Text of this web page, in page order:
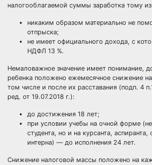
налогооблагаемой суммы заработка тому
никаким образом материально не
отпрыска;
не имеет официального дохода, с
НДФЛ 13 %.
Немаловажное значение имеет понимание,
ребенка положено ежемесячное снижение
том числе и после их расставания (подп. 4
ред. от 19.07.2018 г.):
до достижения 18 лет;
при условии учебы на очной форме
студента, но и на курсанта, аспиранта,
интерна) — до исполнения 24 лет.
Снижение налоговой массы положено на